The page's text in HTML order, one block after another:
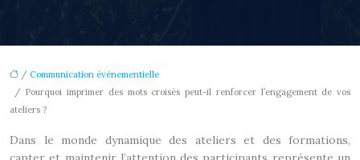
/ Communication événementielle
/ Pourquoi imprimer des mots croisés peut-il renforcer l’engagement de vos
ateliers ?
Dans le monde dynamique des ateliers et des formations,